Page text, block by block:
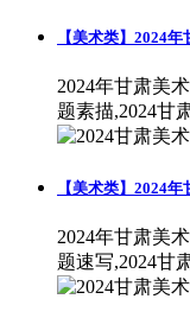
【美术类】2024
2024年甘肃美
题素描,2024甘
【美术类】2024
2024年甘肃美
题速写,2024甘